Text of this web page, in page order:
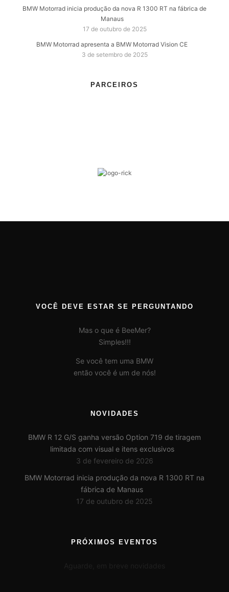
BMW Motorrad inicia produção da nova R 1300 RT na fábrica de
Manaus
17 de outubro de 2025
BMW Motorrad apresenta a BMW Motorrad Vision CE
3 de setembro de 2025
PARCEIROS
VOCÊ DEVE ESTAR SE PERGUNTANDO
Mas o que é BeeMer?
Simples!!!
Se você tem uma BMW
então você é um de nós!
NOVIDADES
BMW R 12 G/S ganha versão Option 719 de tiragem
limitada com visual e itens exclusivos
3 de fevereiro de 2026
BMW Motorrad inicia produção da nova R 1300 RT na
fábrica de Manaus
17 de outubro de 2025
PRÓXIMOS EVENTOS